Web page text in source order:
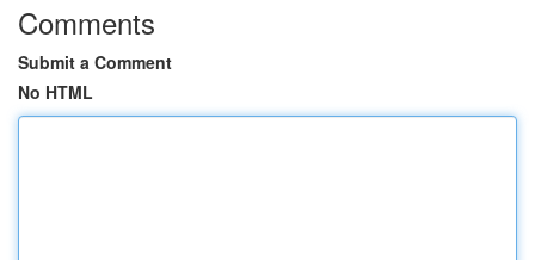
Comments
Submit a Comment
No HTML